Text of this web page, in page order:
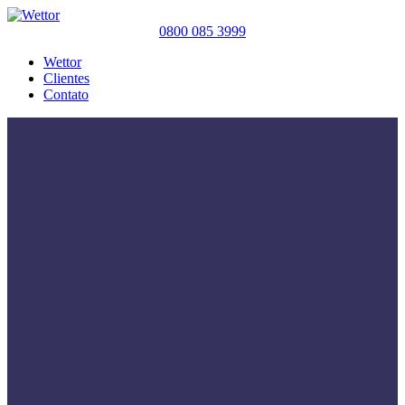
0800 085 3999
Wettor
Clientes
Contato